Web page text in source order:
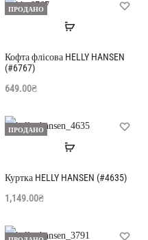
ПРОДАНО
Читати
Кофта флісова HELLY HANSEN
(#6767)
649.00₴
ПРОДАНО
Читати
Куртка HELLY HANSEN (#4635)
1,149.00₴